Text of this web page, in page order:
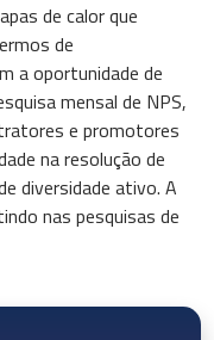
de calor que
de
a oportunidade de
mensal de NPS,
e promotores
na resolução de
diversidade ativo. A
nas pesquisas de